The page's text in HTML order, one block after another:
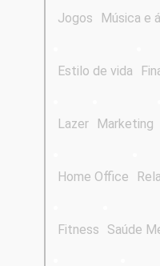
Jogos Música e
Estilo de vida
Lazer Marketing
Home Office
Fitness Saúde